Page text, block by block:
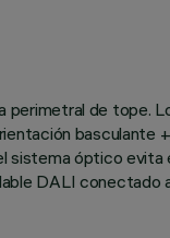
de tope.
sistema óptico
DALI conectado a